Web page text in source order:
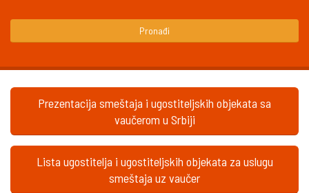
Pronađi
Prezentacija smeštaja i ugostiteljskih objekata sa
vaučerom u Srbiji
Lista ugostitelja i ugostiteljskih objekata za uslugu
smeštaja uz vaučer